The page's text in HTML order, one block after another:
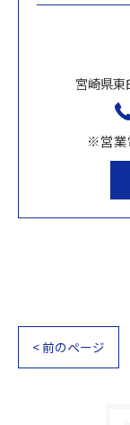
宮崎県
※営業
< 前のページ